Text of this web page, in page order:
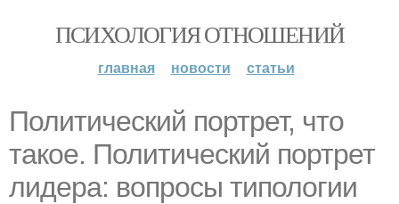
ПСИХОЛОГИЯ ОТНОШЕНИЙ
главная новости статьи
Политический портрет, что
такое. Политический портрет
лидера: вопросы типологии